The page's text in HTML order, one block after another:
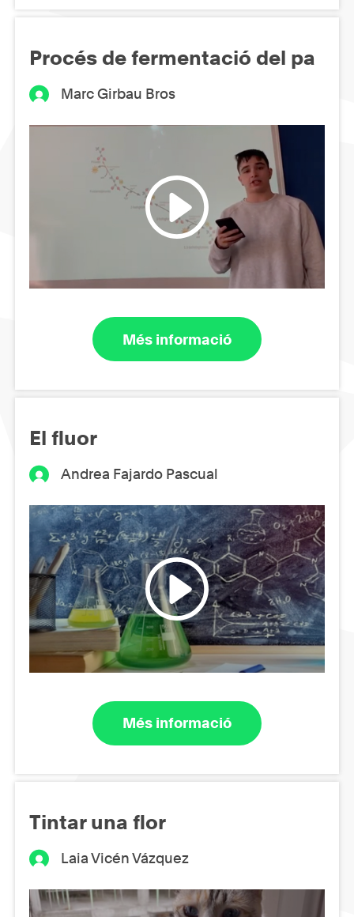
Procés de fermentació del pa
Marc Girbau Bros
Més informació
El fluor
Andrea Fajardo Pascual
Més informació
Tintar una flor
Laia Vicén Vázquez